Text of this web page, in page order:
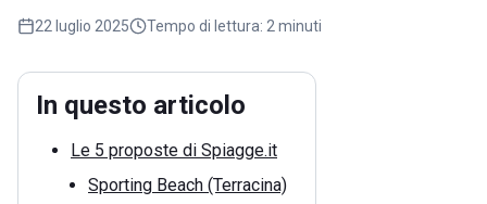
22 luglio 2025 Tempo di lettura: 2 minuti
In questo articolo
Le 5 proposte di Spiagge.it
Sporting Beach (Terracina)